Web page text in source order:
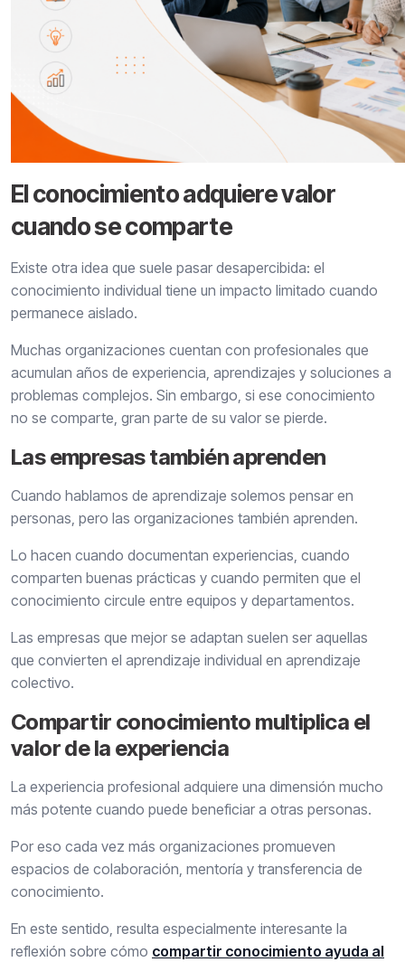
El conocimiento adquiere valor
cuando se comparte
Existe otra idea que suele pasar desapercibida: el
conocimiento individual tiene un impacto limitado cuando
permanece aislado.
Muchas organizaciones cuentan con profesionales que
acumulan años de experiencia, aprendizajes y soluciones a
problemas complejos. Sin embargo, si ese conocimiento
no se comparte, gran parte de su valor se pierde.
Las empresas también aprenden
Cuando hablamos de aprendizaje solemos pensar en
personas, pero las organizaciones también aprenden.
Lo hacen cuando documentan experiencias, cuando
comparten buenas prácticas y cuando permiten que el
conocimiento circule entre equipos y departamentos.
Las empresas que mejor se adaptan suelen ser aquellas
que convierten el aprendizaje individual en aprendizaje
colectivo.
Compartir conocimiento multiplica el
valor de la experiencia
La experiencia profesional adquiere una dimensión mucho
más potente cuando puede beneficiar a otras personas.
Por eso cada vez más organizaciones promueven
espacios de colaboración, mentoría y transferencia de
conocimiento.
En este sentido, resulta especialmente interesante la
reflexión sobre cómo compartir conocimiento ayuda al